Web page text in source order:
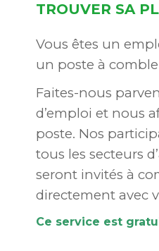
TROUVER SA
Vous êtes un
un poste à
Faites-nous
d’emploi et nous
poste. Nos
tous les secteurs
seront invités à
directement avec
Ce service est